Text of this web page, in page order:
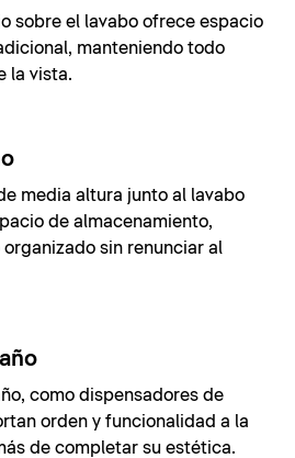
sobre el lavabo ofrece espacio
manteniendo todo
la vista.
media altura junto al lavabo
de almacenamiento,
sin renunciar al
como dispensadores de
orden y funcionalidad a la
de completar su estética.